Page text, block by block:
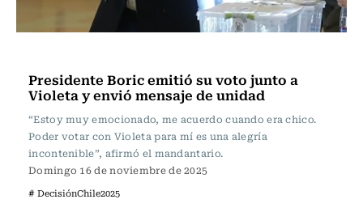
Presidente Boric emitió su voto junto a
Violeta y envió mensaje de unidad
“Estoy muy emocionado, me acuerdo cuando era chico.
Poder votar con Violeta para mí es una alegría
incontenible”, afirmó el mandantario.
Domingo 16 de noviembre de 2025
# DecisiónChile2025